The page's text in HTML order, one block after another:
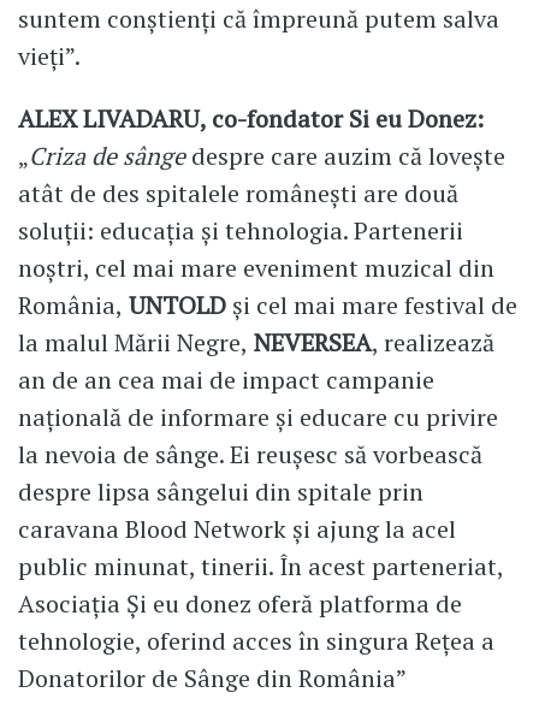
suntem conștienți că împreună putem salva
vieți”.
ALEX LIVADARU, co-fondator Si eu Donez:
„Criza de sângedespre care auzim că lovește
atât de des spitalele românești are două
soluții: educația și tehnologia. Partenerii
noștri, cel mai mare eveniment muzical din
România, UNTOLD și cel mai mare festival de
la malul Mării Negre, NEVERSEA, realizează
an de an cea mai de impact campanie
națională de informare și educare cu privire
la nevoia de sânge. Ei reușesc să vorbească
despre lipsa sângelui din spitale prin
caravana Blood Network și ajung la acel
public minunat, tinerii. În acest parteneriat,
Asociația Și eu donez oferă platforma de
tehnologie, oferind acces în singura Rețea a
Donatorilor de Sânge din România”